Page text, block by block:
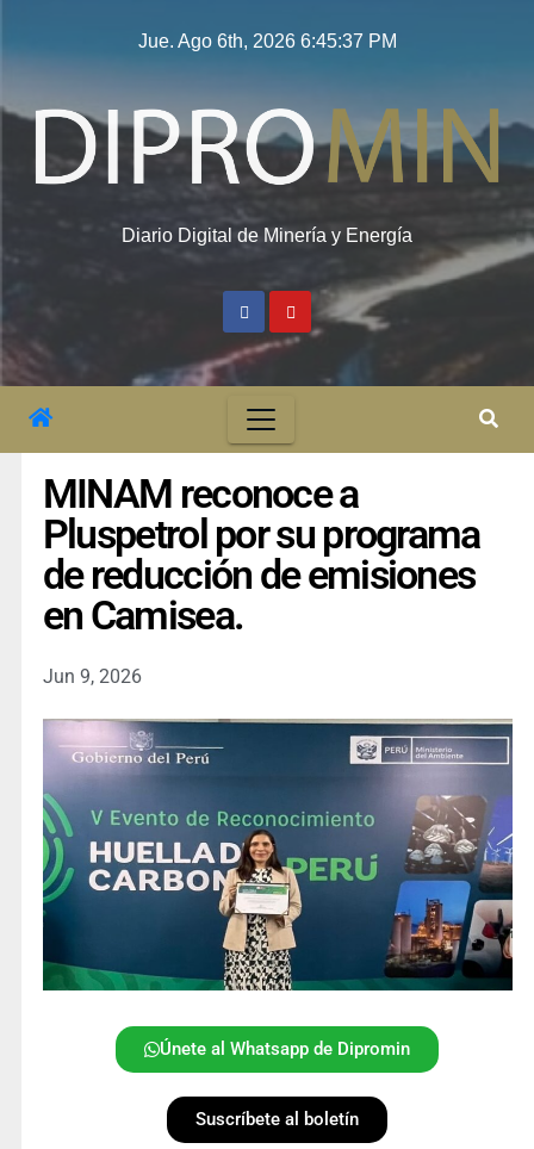
Jue. Ago 6th, 2026 6:45:38 PM
Diario Digital de Minería y Energía
MINAM reconoce a
Pluspetrol por su programa
de reducción de emisiones
en Camisea.
Jun 9, 2026
Únete al Whatsapp de Dipromin
Suscríbete al boletín